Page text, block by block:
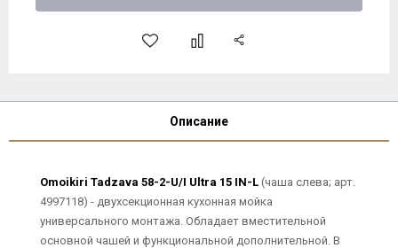
Описание
Omoikiri Tadzava 58-2-U/I Ultra 15 IN-L (чаша слева; арт.
4997118) - двухсекционная кухонная мойка
универсального монтажа. Обладает вместительной
основной чашей и функциональной дополнительной. В